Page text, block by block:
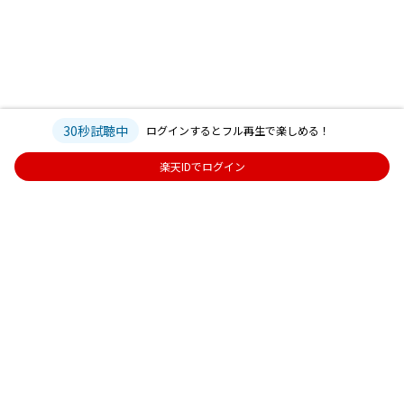
30秒試聴中 ログインするとフル再生で楽しめる！
楽天IDでログイン